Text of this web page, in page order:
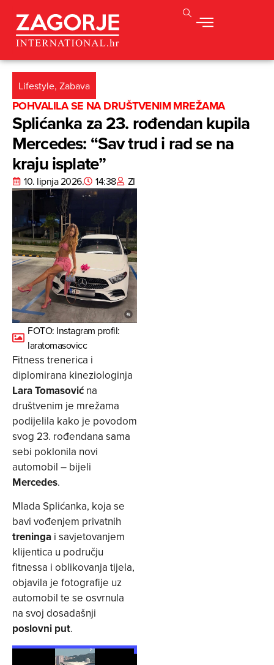
Lifestyle, Zabava
POHVALILA SE NA DRUŠTVENIM MREŽAMA
Splićanka za 23. rođendan kupila
Mercedes: “Sav trud i rad se na
kraju isplate”
10. lipnja 2026. 14:38 ZI
FOTO: Instagram profil:
laratomasovicc
Fitness trenerica i
diplomirana kineziologinja
Lara Tomasović na
društvenim je mrežama
podijelila kako je povodom
svog 23. rođendana sama
sebi poklonila novi
automobil – bijeli
Mercedes.
Mlada Splićanka, koja se
bavi vođenjem privatnih
treninga i savjetovanjem
klijentica u području
fitnessa i oblikovanja tijela,
objavila je fotografije uz
automobil te se osvrnula
na svoj dosadašnji
poslovni put.